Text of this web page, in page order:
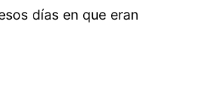
días en que eran